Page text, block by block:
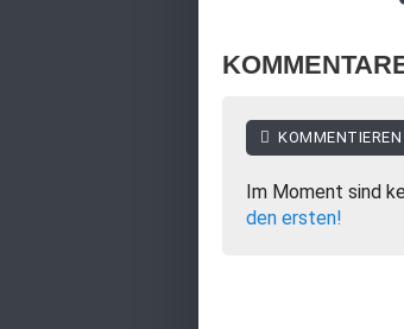
KOMMENTIEREN
Im Moment sind
den ersten!